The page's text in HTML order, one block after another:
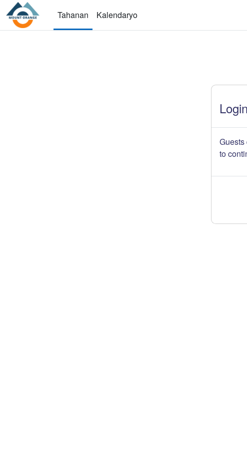
Lumaktaw patungo sa pangunahing nilalaman
Tahanan
Kalendaryo
to